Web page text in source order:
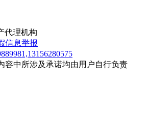
代理机构
信息举报
容中所涉及承诺均由用户自行负责